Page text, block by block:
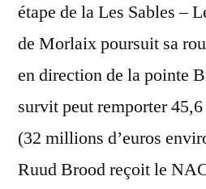
étape de la Les Sables –
de Morlaix poursuit sa
en direction de la pointe
survit peut remporter
(32 millions d’euros
Ruud Brood reçoit le